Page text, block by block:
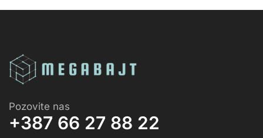
Pozovite nas
+387 66 27 88 22